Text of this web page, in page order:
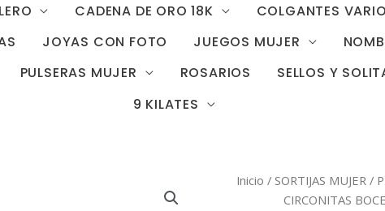
CADENA DE ORO 18K COLGANTES
JOYAS CON FOTO JUEGOS MUJER
PULSERAS MUJER ROSARIOS SELLOS Y
9 KILATES
Inicio / SORTIJAS MUJER /
CIRCONITAS